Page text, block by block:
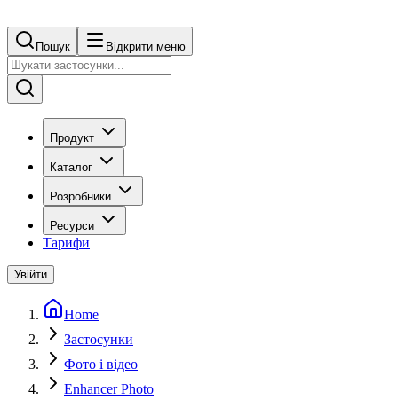
Пошук Відкрити меню
Продукт
Каталог
Розробники
Ресурси
Тарифи
Увійти
Home
Застосунки
Фото і відео
Enhancer Photo